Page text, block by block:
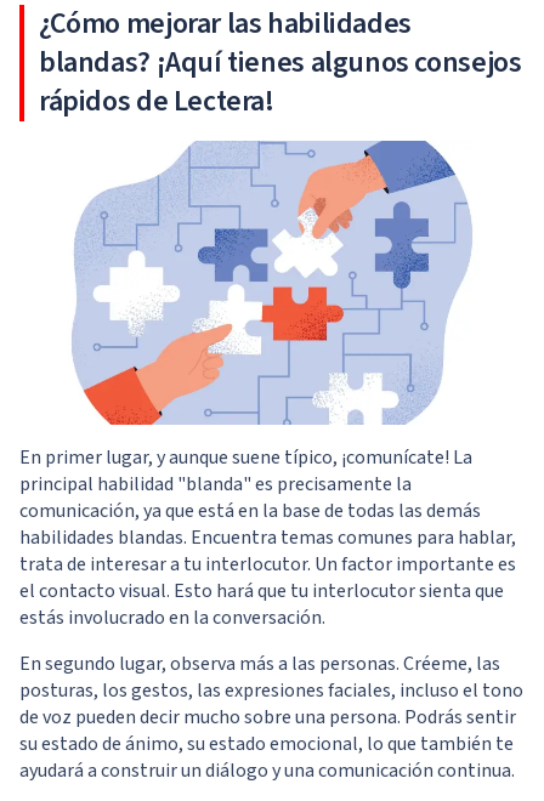
¿Cómo mejorar las habilidades
blandas? ¡Aquí tienes algunos consejos
rápidos de Lectera!
En primer lugar, y aunque suene típico, ¡comunícate! La
principal habilidad "blanda" es precisamente la
comunicación, ya que está en la base de todas las demás
habilidades blandas. Encuentra temas comunes para hablar,
trata de interesar a tu interlocutor. Un factor importante es
el contacto visual. Esto hará que tu interlocutor sienta que
estás involucrado en la conversación.
En segundo lugar, observa más a las personas. Créeme, las
posturas, los gestos, las expresiones faciales, incluso el tono
de voz pueden decir mucho sobre una persona. Podrás sentir
su estado de ánimo, su estado emocional, lo que también te
ayudará a construir un diálogo y una comunicación continua.